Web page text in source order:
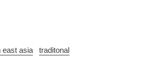
east asia traditonal